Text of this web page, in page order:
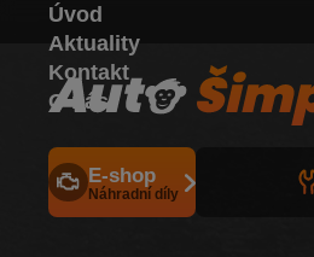
Úvod
Aktuality
Kontakt
O nás
E-shop
Náhradní díly